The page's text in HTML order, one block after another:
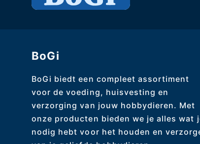
BoGi
BoGi biedt een compleet assortiment
voor de voeding, huisvesting en
verzorging van jouw hobbydieren. Met
onze producten bieden we je alles wat
nodig hebt voor het houden en